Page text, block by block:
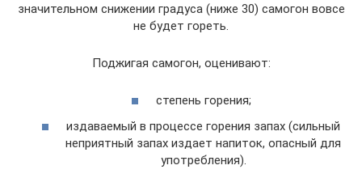
значительном снижении градуса (ниже 30) самогон вовсе
не будет гореть.
Поджигая самогон, оценивают:
степень горения;
издаваемый в процессе горения запах (сильный
неприятный запах издает напиток, опасный для
употребления).